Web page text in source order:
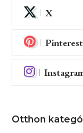
X
Pinterest
Otthon